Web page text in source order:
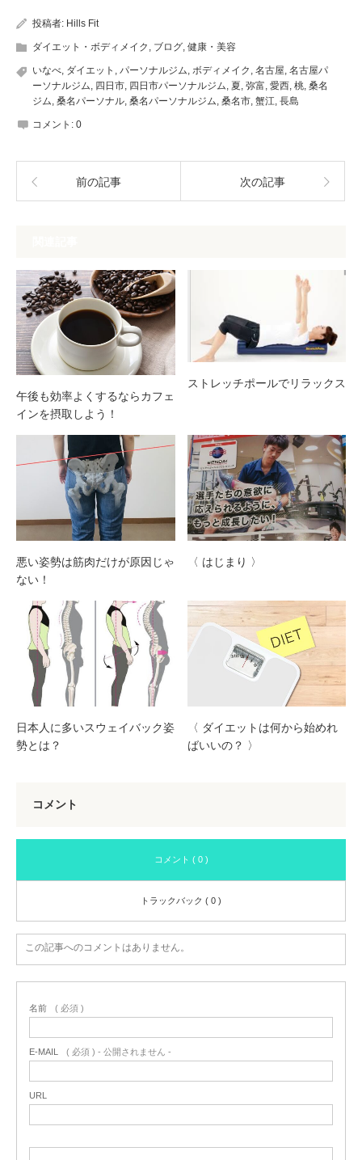
投稿者: Hills Fit
ダイエット・ボディメイク ブログ 健康・美容
いなべ ダイエット パーソナルジム ボディメイク 名古屋 名古屋パ
ーソナルジム 四日市 四日市パーソナルジム 夏 弥富 愛西 桃 桑名
ジム 桑名パーソナル 桑名パーソナルジム 桑名市 蟹江 長島
コメント: 0
前の記事 次の記事
午後も効率よくするならカフェ
インを摂取しよう！
ストレッチポールでリラックス
悪い姿勢は筋肉だけが原因じゃ
ない！
〈 はじまり 〉
日本人に多いスウェイバック姿
勢とは？
〈 ダイエットは何から始めれ
ばいいの？ 〉
コメント
コメント ( 0 )
トラックバック ( 0 )
この記事へのコメントはありません。
名前 ( 必須 )
E-MAIL ( 必須 ) - 公開されません -
URL